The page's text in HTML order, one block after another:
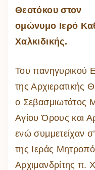
Θεοτόκου στον
ομώνυμο Ιερό
Χαλκιδικής.
Του πανηγυρικού
της Αρχιερατικής
ο Σεβασμιωτάτος
Αγίου Όρους και
ενώ συμμετείχαν
της Ιεράς
Αρχιμανδρίτης π.